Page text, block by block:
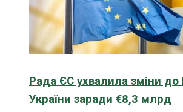
Рада ЄС ухвалила зміни
України заради €8,3 млрд